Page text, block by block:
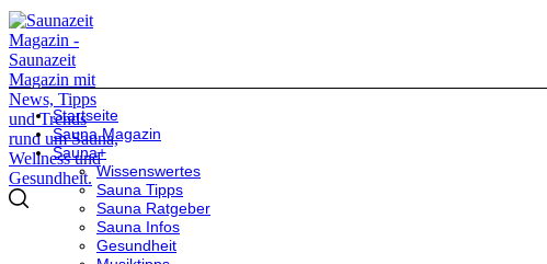
Startseite
Sauna Magazin
Sauna+
Wissenswertes
Sauna Tipps
Sauna Ratgeber
Sauna Infos
Gesundheit